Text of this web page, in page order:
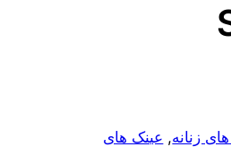
زنانه, عینک های